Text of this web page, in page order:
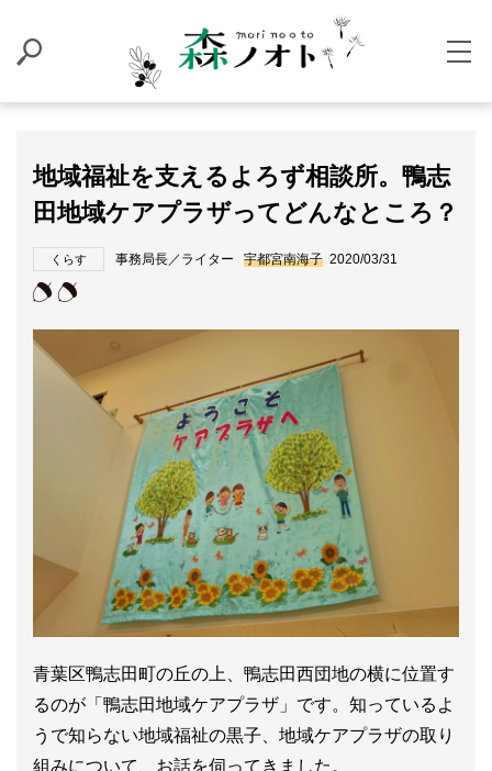
地域福祉を支えるよろず相談所。鴨志
田地域ケアプラザってどんなところ？
くらす 事務局長／ライター 宇都宮南海子 2020/03/31
青葉区鴨志田町の丘の上、鴨志田西団地の横に位置す
るのが「鴨志田地域ケアプラザ」です。知っているよ
うで知らない地域福祉の黒子、地域ケアプラザの取り
組みについて、お話を伺ってきました。